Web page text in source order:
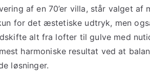
af en 70’er villa, står valget af
for det æstetiske udtryk, men
alt fra lofter til gulve med
harmoniske resultat ved at
løsninger.